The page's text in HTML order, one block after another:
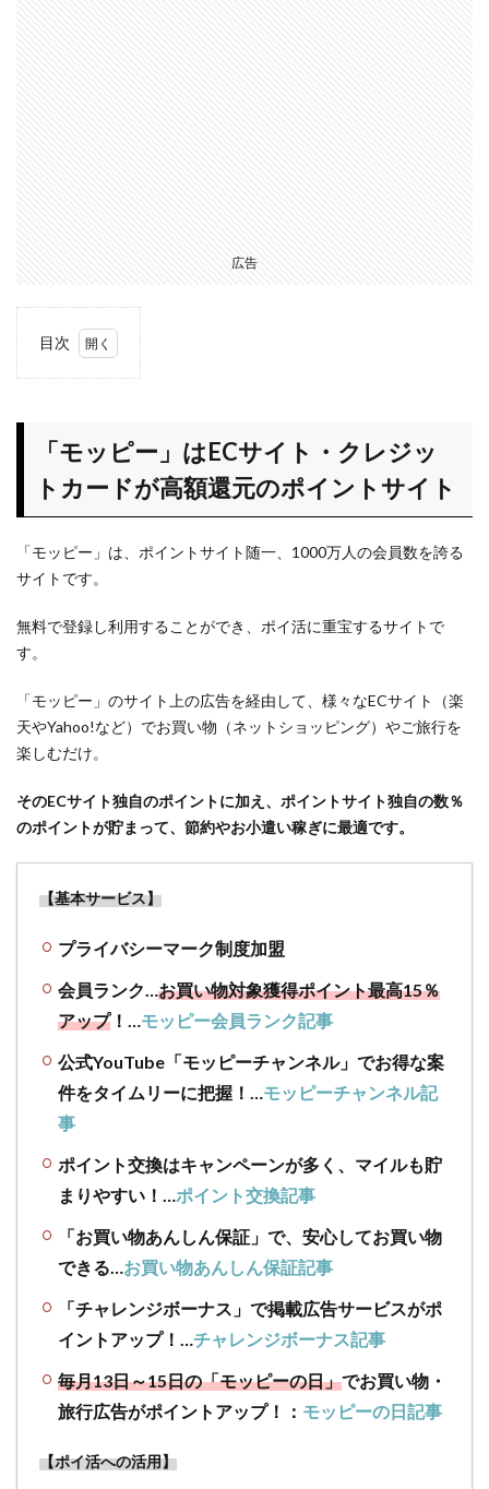
広告
目次
ー」
EC
クレ
ジッ
ード
元の
ポイ
サイ
2
での
ント
先間
違い
ら、
ント
返還
の神
対応
2.1
【感
想】
モッ
はス
タッ
フの
対応
晴ら
「モッピー」はECサイト・クレジッ
トカードが高額還元のポイントサイト
「モッピー」は、ポイントサイト随一、1000万人の会員数を誇る
サイトです。
無料で登録し利用することができ、ポイ活に重宝するサイトで
す。
「モッピー」のサイト上の広告を経由して、様々なECサイト（楽
天やYahoo!など）でお買い物（ネットショッピング）やご旅行を
楽しむだけ。
そのECサイト独自のポイントに加え、ポイントサイト独自の数％
のポイントが貯まって、節約やお小遣い稼ぎに最適です。
【基本サービス】
プライバシーマーク制度加盟
会員ランク…お買い物対象獲得ポイント最高15％
アップ！…モッピー会員ランク記事
公式YouTube「モッピーチャンネル」でお得な案
件をタイムリーに把握！…モッピーチャンネル記
事
ポイント交換はキャンペーンが多く、マイルも貯
まりやすい！…ポイント交換記事
「お買い物あんしん保証」で、安心してお買い物
できる…お買い物あんしん保証記事
「チャレンジボーナス」で掲載広告サービスがポ
イントアップ！…チャレンジボーナス記事
毎月13日～15日の「モッピーの日」でお買い物・
旅行広告がポイントアップ！： モッピーの日記事
【ポイ活への活用】